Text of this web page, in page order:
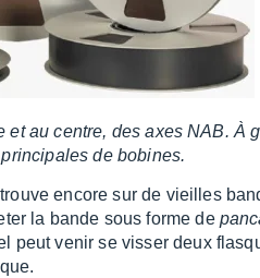
au centre, des axes NAB. À
de bobines.
encore sur de vieilles
la bande sous forme de
peut venir se visser deux